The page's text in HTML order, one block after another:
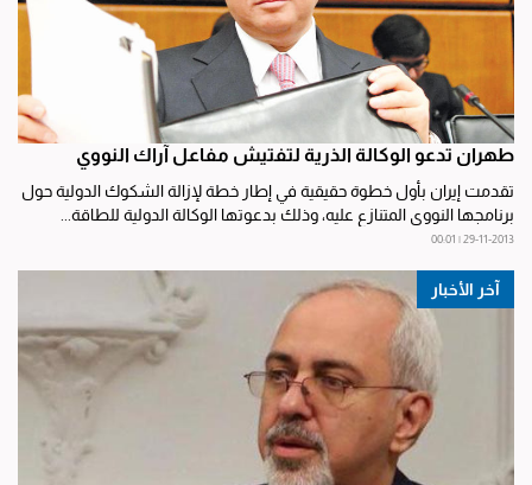
طهران تدعو الوكالة الذرية لتفتيش مفاعل آراك النووي
تقدمت إيران بأول خطوة حقيقية في إطار خطة لإزالة الشكوك الدولية حول
برنامجها النووي المتنازع عليه، وذلك بدعوتها الوكالة الدولية للطاقة...
29-11-2013 | 00:01
آخر الأخبار